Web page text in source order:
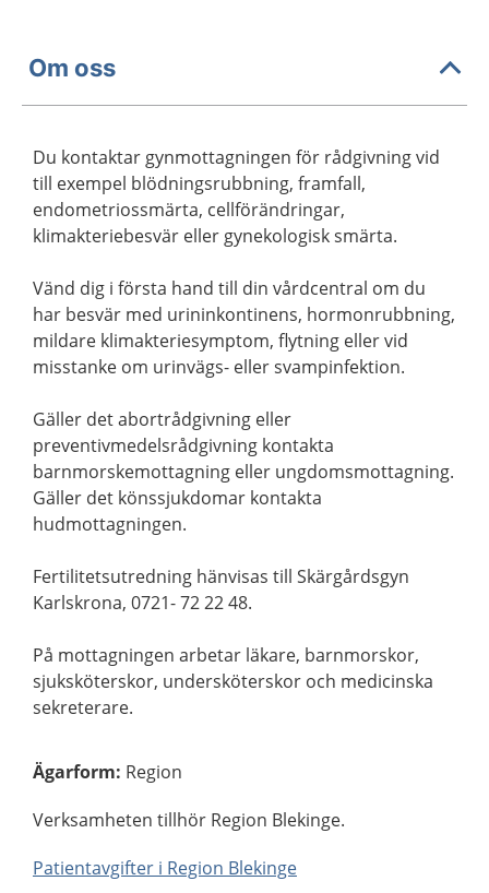
Om oss
Du kontaktar gynmottagningen för rådgivning vid
till exempel blödningsrubbning, framfall,
endometriossmärta, cellförändringar,
klimakteriebesvär eller gynekologisk smärta.
Vänd dig i första hand till din vårdcentral om du
har besvär med urininkontinens, hormonrubbning,
mildare klimakteriesymptom, flytning eller vid
misstanke om urinvägs- eller svampinfektion.
Gäller det abortrådgivning eller
preventivmedelsrådgivning kontakta
barnmorskemottagning eller ungdomsmottagning.
Gäller det könssjukdomar kontakta
hudmottagningen.
Fertilitetsutredning hänvisas till Skärgårdsgyn
Karlskrona, 0721- 72 22 48.
På mottagningen arbetar läkare, barnmorskor,
sjuksköterskor, undersköterskor och medicinska
sekreterare.
Ägarform: Region
Verksamheten tillhör Region Blekinge.
Patientavgifter i Region Blekinge